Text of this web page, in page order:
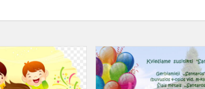
Estafečių
varžybos